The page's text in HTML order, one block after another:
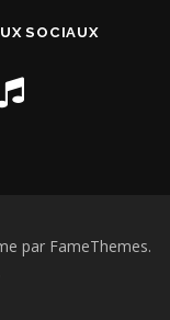
SOCIAUX
par FameThemes.